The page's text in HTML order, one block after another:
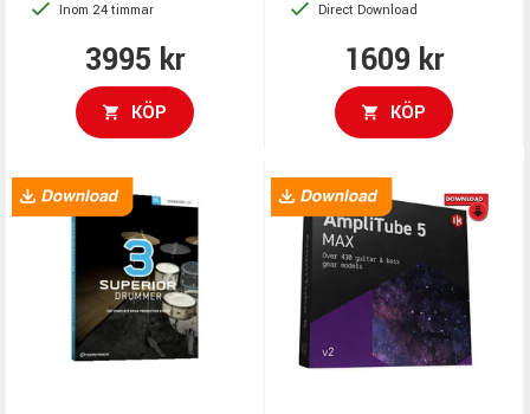
Inom 24 timmar
3995 kr
KÖP
Direct Download
1609 kr
KÖP